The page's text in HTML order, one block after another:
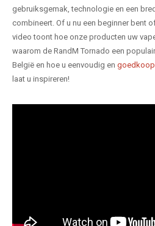
gebruiksgemak, technologie en een
combineert. Of u nu een beginner bent
video toont hoe onze producten uw
waarom de RandM Tornado een
België en hoe u eenvoudig en goedkoop
laat u inspireren!